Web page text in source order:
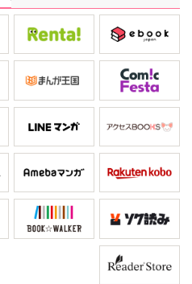
脅され恋愛も収録！！